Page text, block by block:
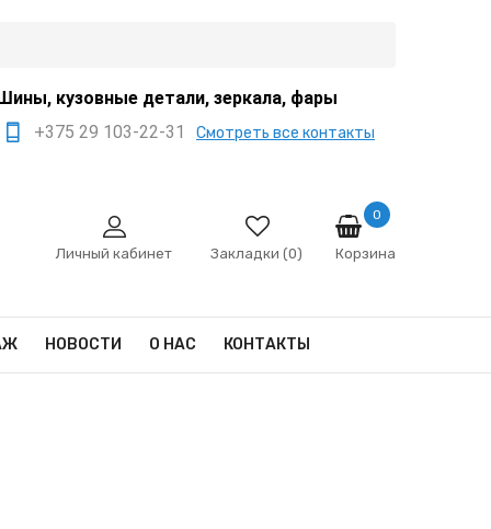
кузовные детали, зеркала, фары
+375 29 103-22-31
Смотреть все контакты
+375 29 666-12-68
sale@ivanko.by
Промышленный,8/5
Личный кабинет Закладки (0) Корзина
0
НОВОСТИ О НАС КОНТАКТЫ